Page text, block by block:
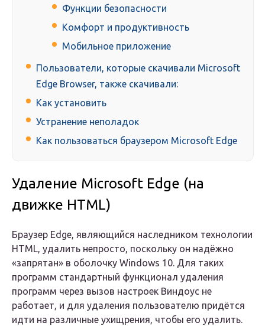
Функции безопасности
Комфорт и продуктивность
Мобильное приложение
Пользователи, которые скачивали Microsoft
Edge Browser, также скачивали:
Как установить
Устранение неполадок
Как пользоваться браузером Microsoft Edge
Удаление Microsoft Edge (на
движке HTML)
Браузер Edge, являющийся наследником технологии
HTML, удалить непросто, поскольку он надёжно
«запрятан» в оболочку Windows 10. Для таких
программ стандартный функционал удаления
программ через вызов настроек Виндоус не
работает, и для удаления пользователю придётся
идти на различные ухищрения, чтобы его удалить.